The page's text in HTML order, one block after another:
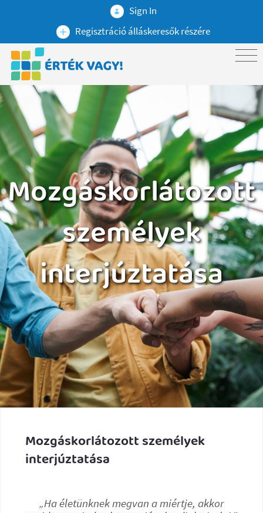
Sign In
Regisztráció álláskeresők részére
Mozgáskorlátozott
személyek
interjúztatása
Mozgáskorlátozott személyek
interjúztatása
„Ha életünknek megvan a miértje, akkor